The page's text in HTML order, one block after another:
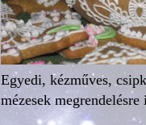
Egyedi, kézműves,
mézesek megrendelésre